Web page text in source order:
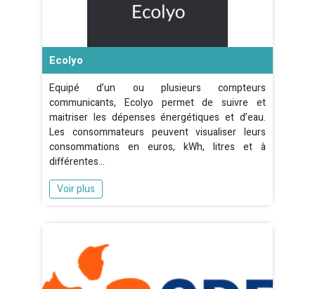
Ecolyo
Equipé d’un ou plusieurs compteurs
communicants, Ecolyo permet de suivre et
maitriser les dépenses énergétiques et d’eau.
Les consommateurs peuvent visualiser leurs
consommations en euros, kWh, litres et à
différentes…
Voir plus